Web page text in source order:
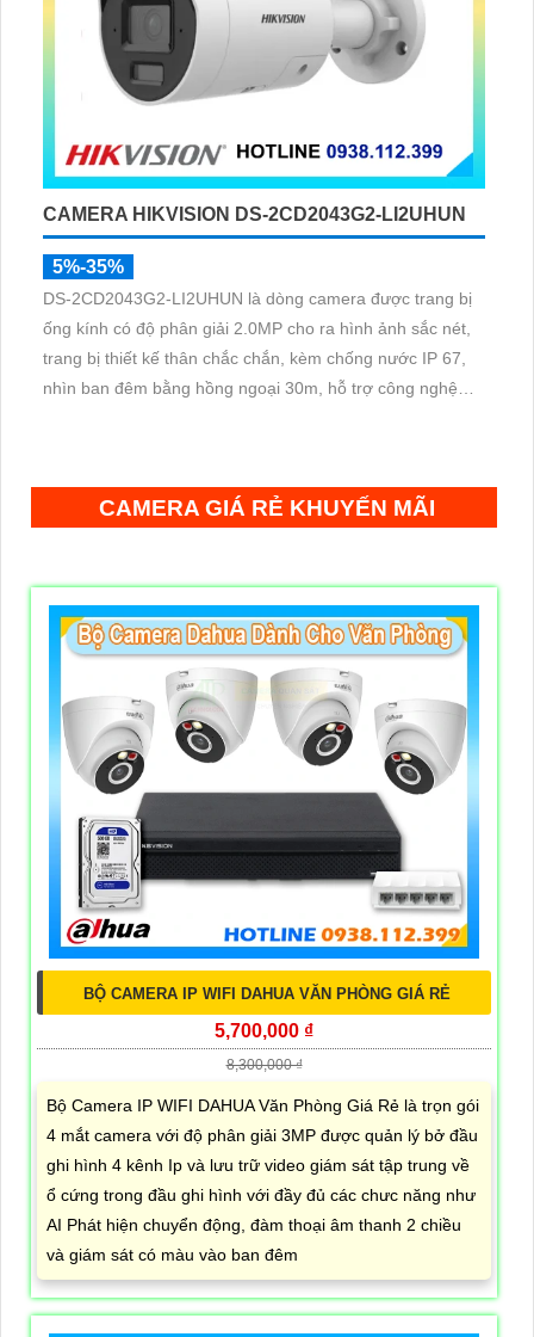
CAMERA HIKVISION DS-2CD2043G2-LI2UHUN
5%-35%
DS-2CD2043G2-LI2UHUN là dòng camera được trang bị
ống kính có độ phân giải 2.0MP cho ra hình ảnh sắc nét,
trang bị thiết kế thân chắc chắn, kèm chống nước IP 67,
nhìn ban đêm bằng hồng ngoại 30m, hỗ trợ công nghệ
CAMERA GIÁ RẺ KHUYẾN MÃI
BỘ CAMERA IP WIFI DAHUA VĂN PHÒNG GIÁ RẺ
5,700,000 ₫
8,300,000 ₫
Bộ Camera IP WIFI DAHUA Văn Phòng Giá Rẻ là trọn gói
4 mắt camera với độ phân giải 3MP được quản lý bở đầu
ghi hình 4 kênh Ip và lưu trữ video giám sát tập trung về
ổ cứng trong đầu ghi hình với đầy đủ các chưc năng như
AI Phát hiện chuyển động, đàm thoại âm thanh 2 chiều
và giám sát có màu vào ban đêm